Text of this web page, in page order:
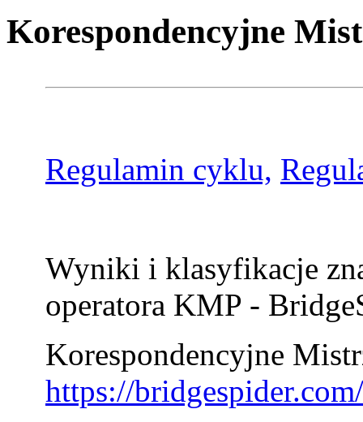
Korespondencyjne
Regulamin cyklu,
Wyniki i klasyfikacje
operatora KMP -
Korespondencyjne
https://